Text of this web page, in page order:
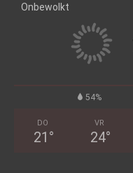
Onbewolkt
54%
DO
21 °
VR
24°